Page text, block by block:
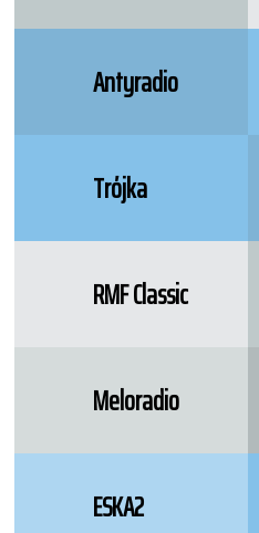
Antyradio
Trójka
RMF Classic
Meloradio
ESKA2